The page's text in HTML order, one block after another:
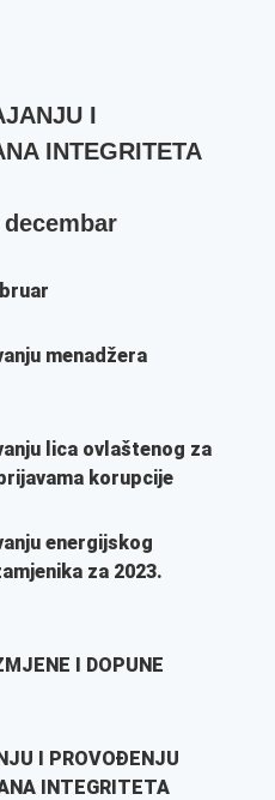
I
INTEGRITETA
menadžera
lica ovlaštenog za
korupcije
energijskog
za 2023.
I DOPUNE
I PROVOĐENJU
INTEGRITETA